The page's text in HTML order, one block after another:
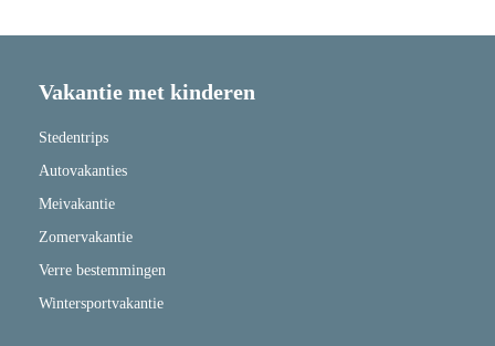
Vakantie met kinderen
Stedentrips
Autovakanties
Meivakantie
Zomervakantie
Verre bestemmingen
Wintersportvakantie